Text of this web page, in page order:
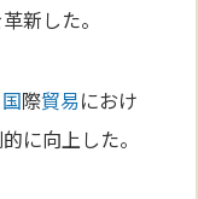
新した。
国際貿易におけ
に向上した。